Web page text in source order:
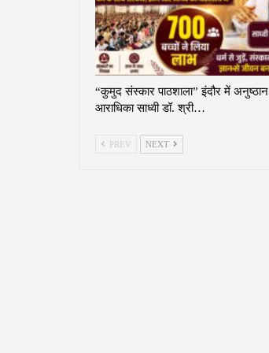
“कुमुद संस्कार पाठशाला” इंदौर में अनुष्ठान
आराधिका साध्वी डॉ. श्री…
PREV NEXT